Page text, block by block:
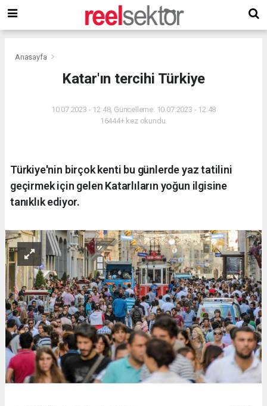
Anasayfa
Katar'ın tercihi Türkiye
10.07.2023 - 12:48, Güncelleme: 10.07.2023 - 12:48
16444+ kez okundu.
Türkiye'nin birçok kenti bu günlerde yaz tatilini
geçirmek için gelen Katarlıların yoğun ilgisine
tanıklık ediyor.